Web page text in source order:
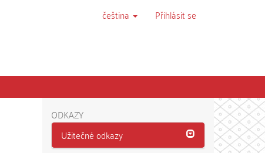
čeština Přihlásit se
ODKAZY
Užitečné odkazy